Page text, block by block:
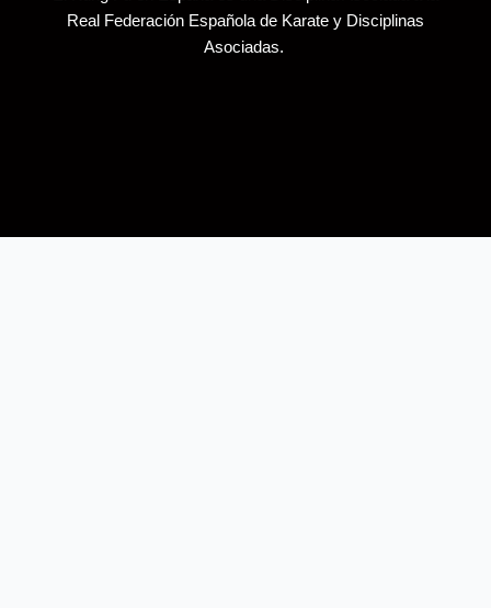
Real Federación Española de Karate y Disciplinas
Asociadas.